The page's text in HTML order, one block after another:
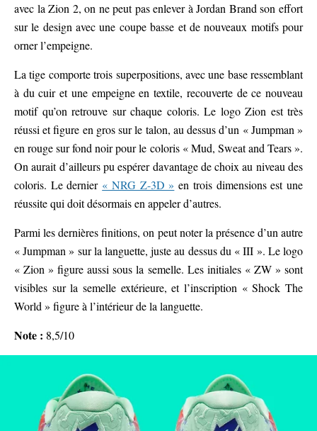
avec la Zion 2, on ne peut pas enlever à Jordan Brand son effort
sur le design avec une coupe basse et de nouveaux motifs pour
orner l’empeigne.
La tige comporte trois superpositions, avec une base ressemblant
à du cuir et une empeigne en textile, recouverte de ce nouveau
motif qu’on retrouve sur chaque coloris. Le logo Zion est très
réussi et figure en gros sur le talon, au dessus d’un « Jumpman »
en rouge sur fond noir pour le coloris « Mud, Sweat and Tears ».
On aurait d’ailleurs pu espérer davantage de choix au niveau des
coloris. Le dernier « NRG Z-3D » en trois dimensions est une
réussite qui doit désormais en appeler d’autres.
Parmi les dernières finitions, on peut noter la présence d’un autre
« Jumpman » sur la languette, juste au dessus du « III ». Le logo
« Zion » figure aussi sous la semelle. Les initiales « ZW » sont
visibles sur la semelle extérieure, et l’inscription « Shock The
World » figure à l’intérieur de la languette.
Note : 8,5/10